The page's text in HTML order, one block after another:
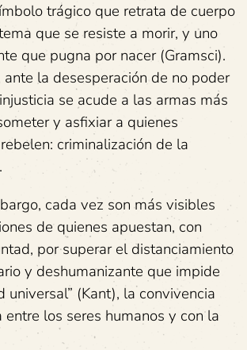
trágico que retrata de cuerpo
que se resiste a morir, y uno
que pugna por nacer (Gramsci).
la desesperación de no poder
se acude a las armas más
y asfixiar a quienes
criminalización de la
cada vez son más visibles
de quienes apuestan, con
por superar el distanciamiento
y deshumanizante que impide
universal” (Kant), la convivencia
los seres humanos y con la